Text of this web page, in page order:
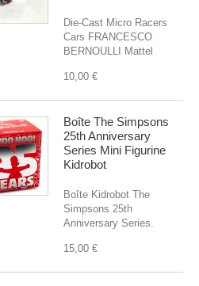
Die-Cast Micro Racers
Cars FRANCESCO
BERNOULLI Mattel
10,00 €
Boîte The Simpsons
25th Anniversary
Series Mini Figurine
Kidrobot
Boîte Kidrobot The
Simpsons 25th
Anniversary Series.
15,00 €